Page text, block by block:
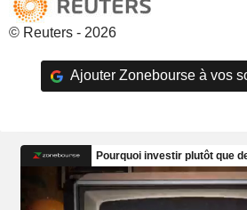
© Reuters - 2026
Ajouter Zonebourse à vos